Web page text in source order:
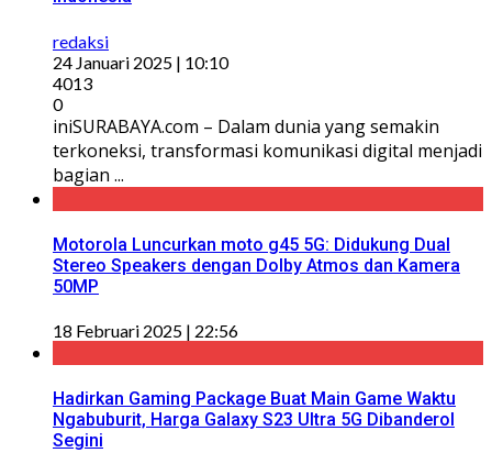
redaksi
24 Januari 2025 | 10:10
4013
0
iniSURABAYA.com – Dalam dunia yang semakin
terkoneksi, transformasi komunikasi digital menjadi
bagian ...
Motorola Luncurkan moto g45 5G: Didukung Dual
Stereo Speakers dengan Dolby Atmos dan Kamera
50MP
18 Februari 2025 | 22:56
Hadirkan Gaming Package Buat Main Game Waktu
Ngabuburit, Harga Galaxy S23 Ultra 5G Dibanderol
Segini